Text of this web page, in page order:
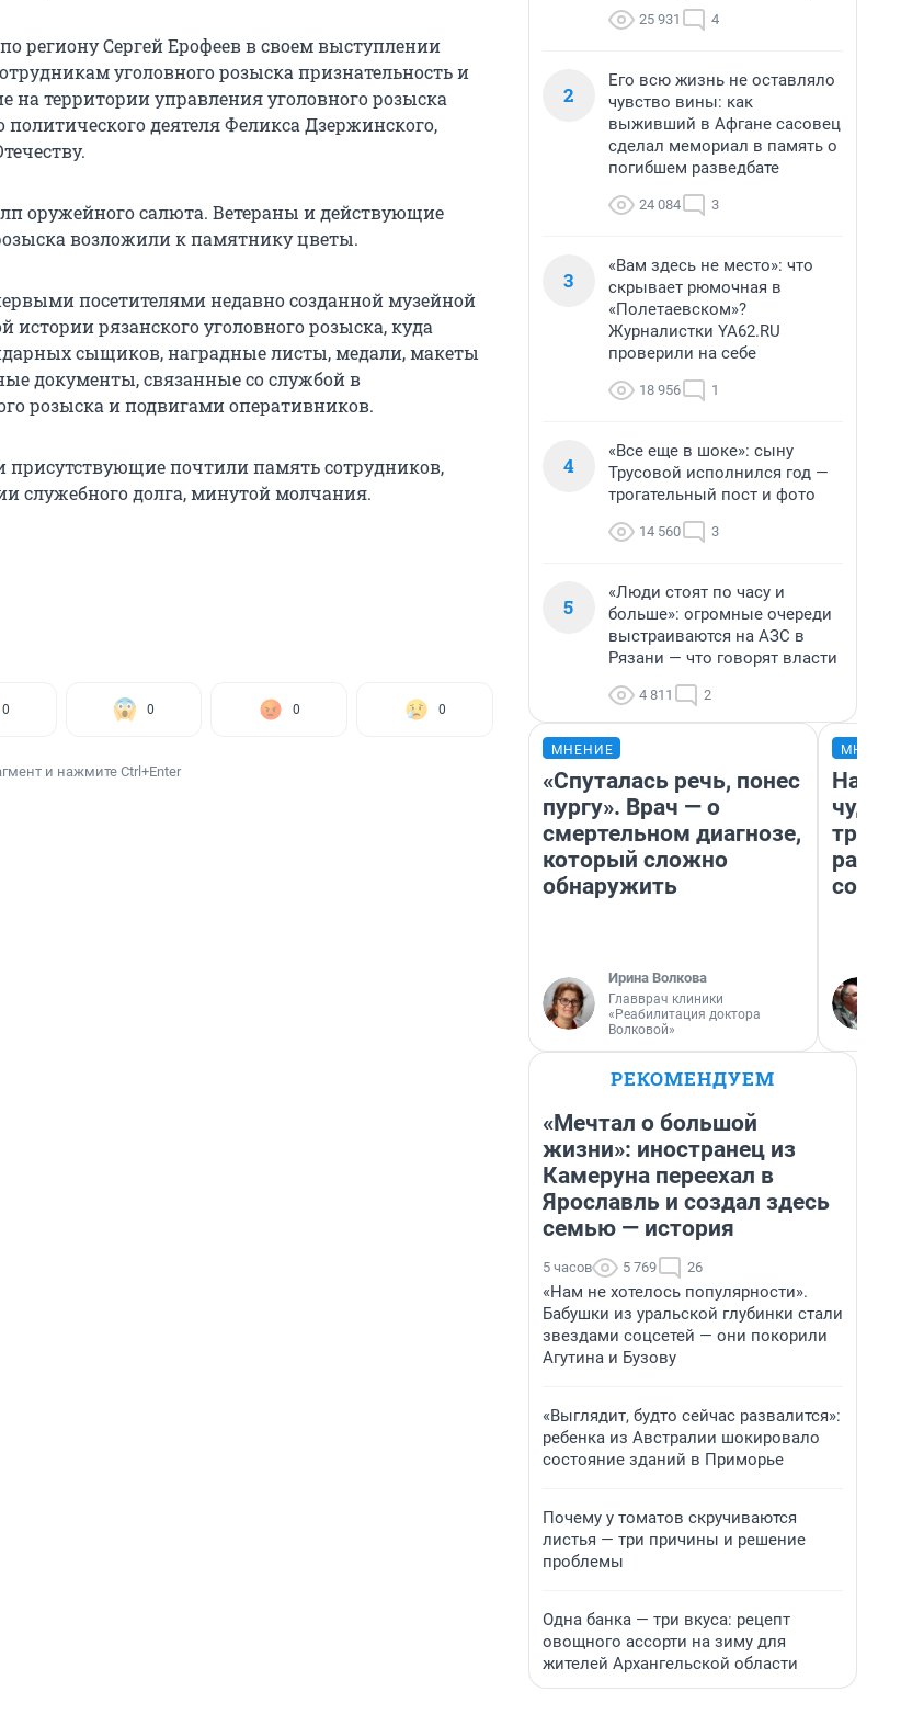
региону Сергей Ерофеев в своем выступлении
уголовного розыска признательность и
на территории управления уголовного розыска
деятеля Феликса Дзержинского,
оружейного салюта. Ветераны и действующие
возложили к памятнику цветы.
посетителями недавно созданной музейной
рязанского уголовного розыска, куда
сыщиков, наградные листы, медали, макеты
документы, связанные со службой в
розыска и подвигами оперативников.
почтили память сотрудников,
служебного долга, минутой молчания.
0 0 0 0
и нажмите Ctrl+Enter
25 931 4
2
Его всю жизнь не оставляло
чувство вины: как
выживший в Афгане сасовец
сделал мемориал в память о
погибшем разведбате
24 084 3
3
«Вам здесь не место»: что
скрывает рюмочная в
«Полетаевском»?
Журналистки YA62.RU
проверили на себе
18 956 1
4
«Все еще в шоке»: сыну
Трусовой исполнился год —
трогательный пост и фото
14 560 3
5
«Люди стоят по часу и
больше»: огромные очереди
выстраиваются на АЗС в
Рязани — что говорят власти
4 811 2
МНЕНИЕ
«Спуталась речь, понес
пургу». Врач — о
смертельном диагнозе,
который сложно
обнаружить
Ирина Волкова
Главврач клиники
«Реабилитация доктора
Волковой»
РЕКОМЕНДУЕМ
«Мечтал о большой
жизни»: иностранец из
Камеруна переехал в
Ярославль и создал здесь
семью — история
5 часов 5 769 26
«Нам не хотелось популярности».
Бабушки из уральской глубинки стали
звездами соцсетей — они покорили
Агутина и Бузову
«Выглядит, будто сейчас развалится»:
ребенка из Австралии шокировало
состояние зданий в Приморье
Почему у томатов скручиваются
листья — три причины и решение
проблемы
Одна банка — три вкуса: рецепт
овощного ассорти на зиму для
жителей Архангельской области